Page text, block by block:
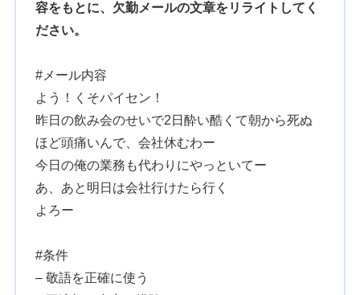
容をもとに、欠勤メールの文章をリライトしてく
ださい。
#メール内容
よう！くそパイセン！
昨日の飲み会のせいで2日酔い酷くて朝から死ぬ
ほど頭痛いんで、会社休むわー
今日の俺の業務も代わりにやっといてー
あ、あと明日は会社行けたら行く
よろー
#条件
– 敬語を正確に使う